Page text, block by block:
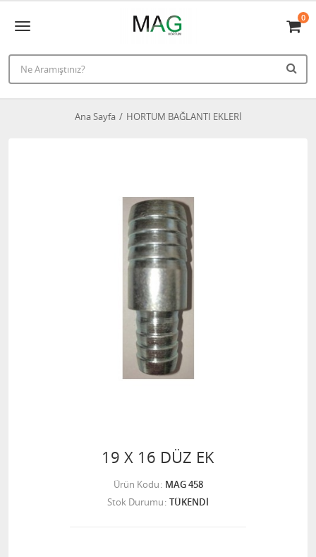
0
Ana Sayfa HORTUM BAĞLANTI EKLERİ
19 X 16 DÜZ EK
Ürün Kodu MAG 458
Stok Durumu TÜKENDİ